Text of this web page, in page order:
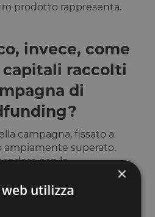
prodotto rappresenta.
invece, come
raccolti
di
campagna, fissato a
ampiamente superato,
con la
la definizione
un importante passo
×
utilizza